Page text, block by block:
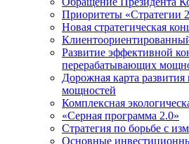
Приоритеты «Стратегии
Новая стратегическая
Развитие эффективной
перерабатывающих
Дорожная карта
мощностей
Комплексная
«Серная программа 2.0»
Стратегия по борьбе с
Основные